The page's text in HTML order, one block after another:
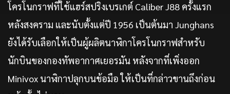
โครโนกราฟที่ใช้แฮร์สปริงเบรเกต์ Caliber J88 ครั้งแรก
หลังสงคราม และนับตั้งแต่ปี 1956 เป็นต้นมา Junghans
ยังได้รับเลือกให้เป็นผู้ผลิตนาฬิกาโครโนกราฟสำหรับ
นักบินของกองทัพอากาศเยอรมัน หลังจากที่เพิ่งออก
Minivox นาฬิกาปลุกบนข้อมือ ให้เป็นที่กล่าวขานถึงก่อน